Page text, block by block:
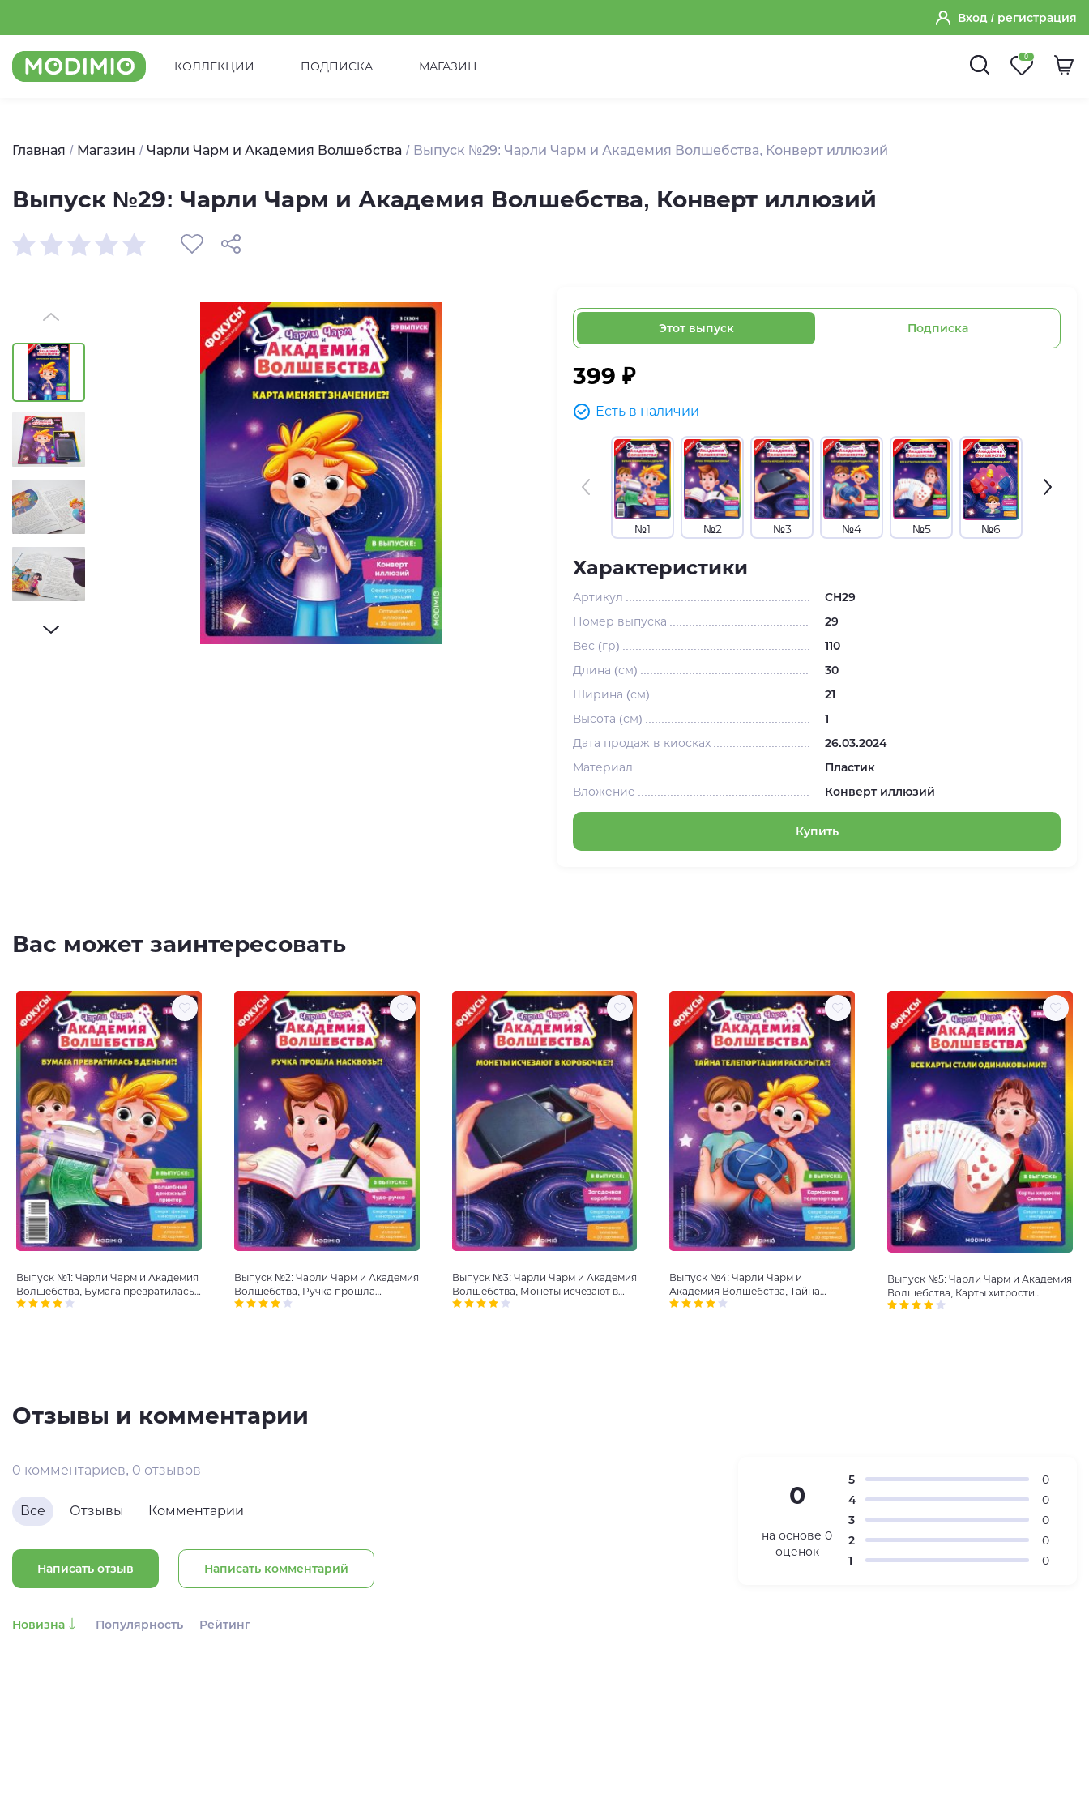
Вход / регистрация
КОЛЛЕКЦИИ ПОДПИСКА МАГАЗИН
0
Главная Магазин Чарли Чарм и Академия Волшебства Выпуск №29: Чарли Чарм и Академия Волшебства, Конверт иллюзий
Выпуск №29: Чарли Чарм и Академия Волшебства, Конверт иллюзий
Этот выпуск Подписка
399 ₽
Есть в наличии
№1 №2 №3 №4 №5 №6
Характеристики
Артикул
CH29
Номер выпуска
29
Вес (гр)
110
Длина (см)
30
Ширина (см)
21
Высота (см)
1
Дата продаж в киосках
26.03.2024
Материал
Пластик
Вложение
Конверт иллюзий
Купить
Вас может заинтересовать
Выпуск №1: Чарли Чарм и Академия
Волшебства, Бумага превратилась
в деньги
Выпуск №2: Чарли Чарм и Академия
Волшебства, Ручка прошла
насквозь
Выпуск №3: Чарли Чарм и Академия
Волшебства, Монеты исчезают в
коробочке
Выпуск №4: Чарли Чарм и
Академия Волшебства, Тайна
телепортации раскрыта
Выпуск №5: Чарли Чарм и Академия
Волшебства, Карты хитрости
Свенгали
Отзывы и комментарии
0 комментариев, 0 отзывов
Все Отзывы Комментарии
Написать отзыв Написать комментарий
Новизна Популярность Рейтинг
0
на основе 0
оценок
5
0
4
0
3
0
2
0
1
0